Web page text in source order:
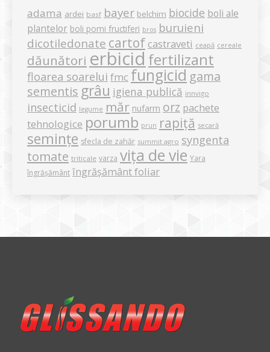
adama ardei basf bayer belchim biocide boli ale
plantelor boli pomi fructiferi bros buruieni
dicotiledonate cartof castraveti ceapă cereale
dăunători erbicid fertilizant
floarea soarelui fmc fungicid gama
sementis grâu igiena publică innvigo
insecticid legume măr nufarm orz pachete
tehnologice porumb prun rapiță secară
semințe sfecla de zahăr summit agro syngenta
tomate triticale varza vița de vie Yara
îngrășământ îngrășământ foliar